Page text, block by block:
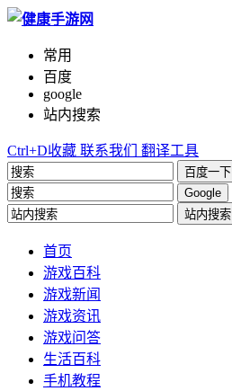
常用
百度
google
站内搜索
Ctrl+D收藏 联系我们 翻译工具
百度一下
Google
站内搜索
首页
游戏百科
游戏新闻
游戏资讯
游戏问答
生活百科
手机教程